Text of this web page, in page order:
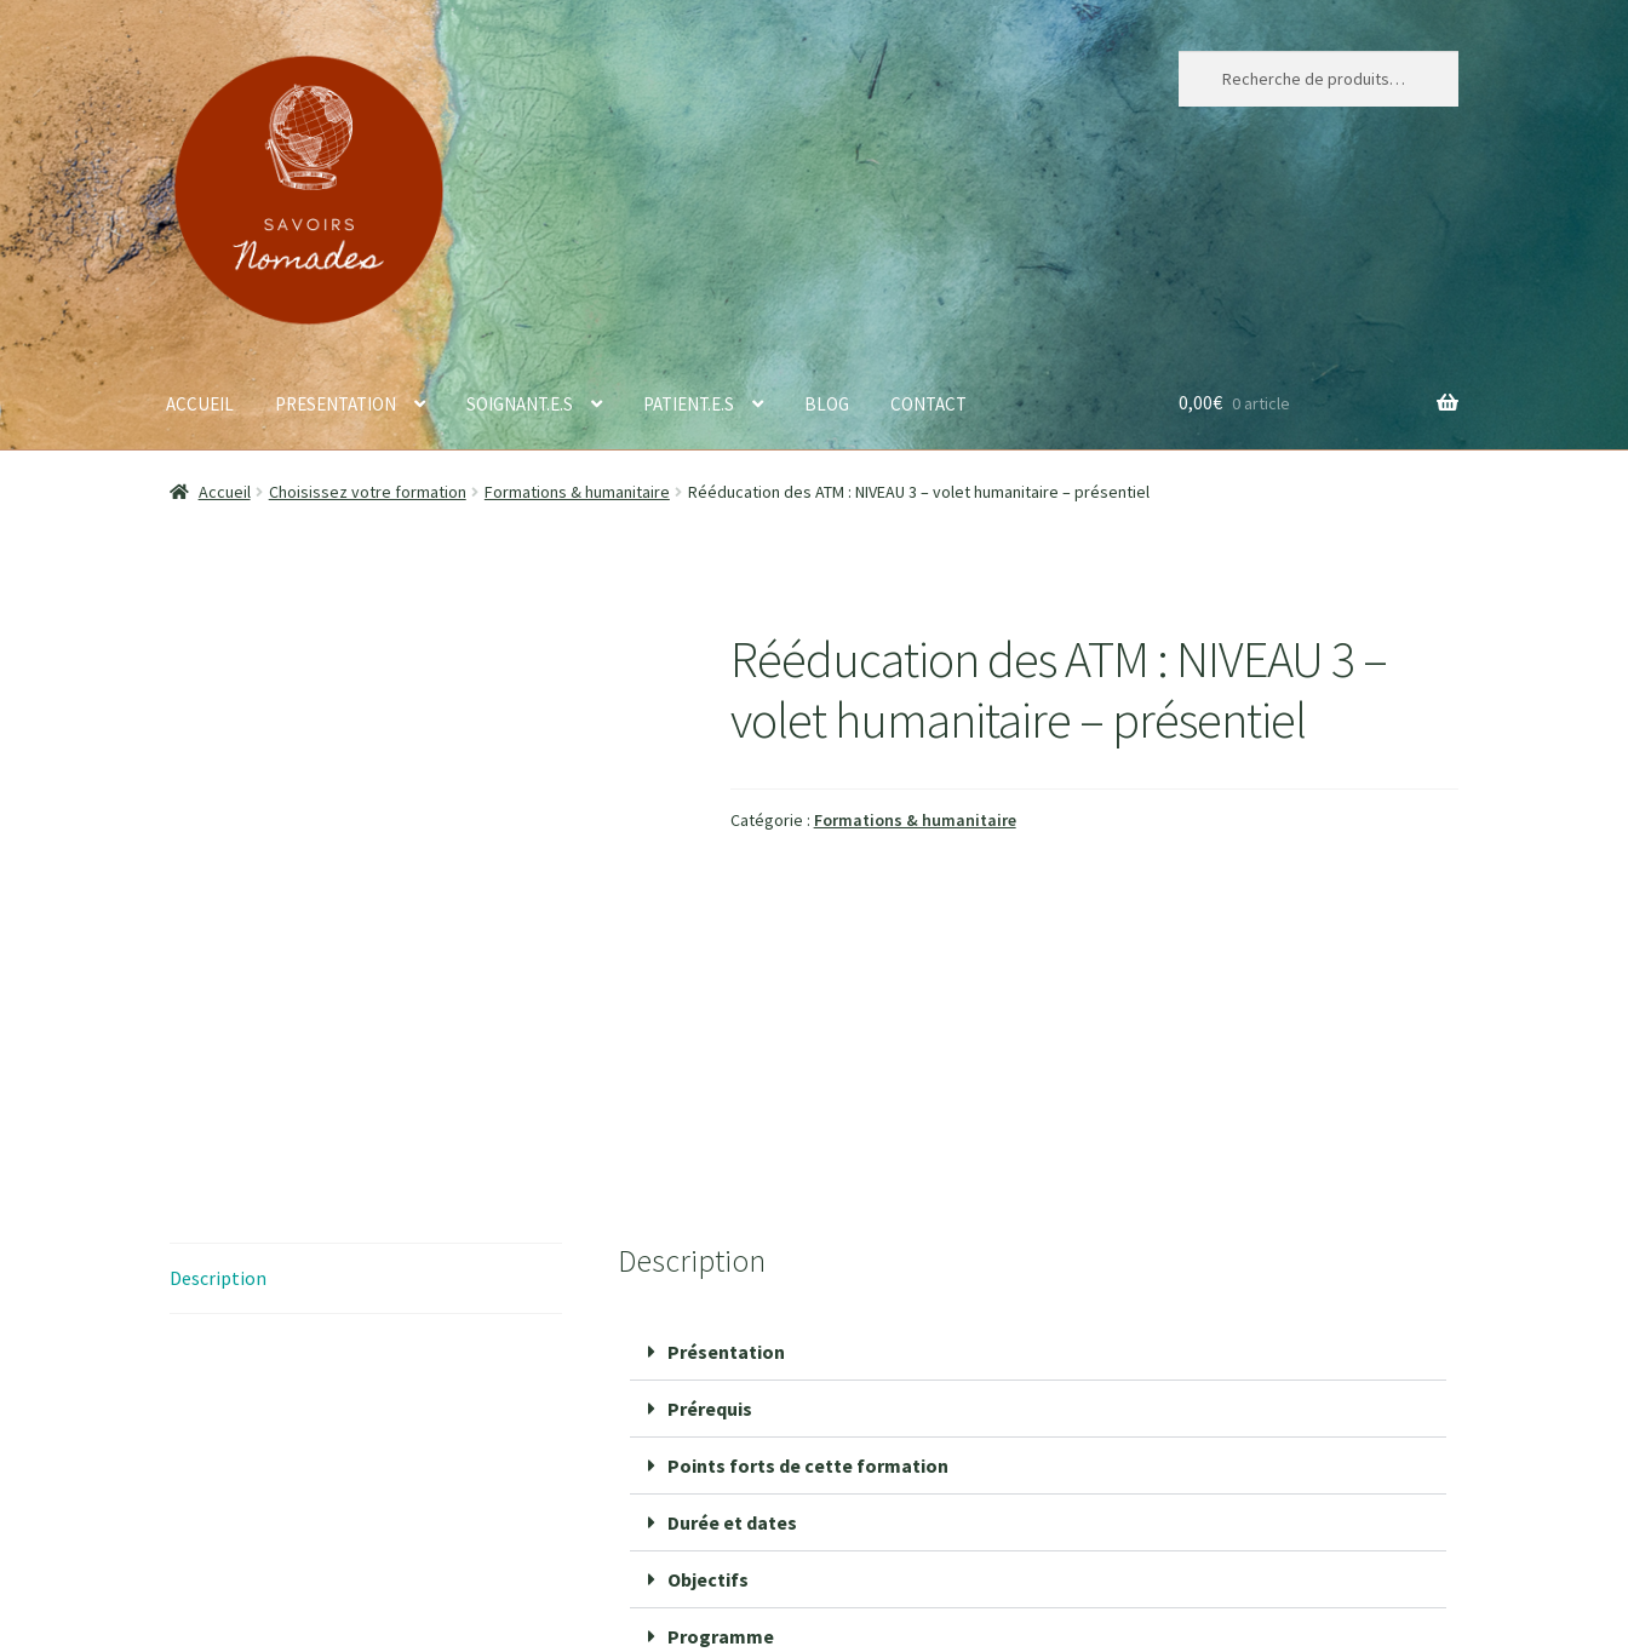
ACCUEIL PRESENTATION SOIGNANT.E.S PATIENT.E.S BLOG CONTACT 0,00€ 0 article
Accueil Choisissez votre formation Formations & humanitaire Rééducation des ATM : NIVEAU 3 – volet humanitaire – présentiel
Rééducation des ATM : NIVEAU 3 –
volet humanitaire – présentiel
Catégorie : Formations & humanitaire
Description Description
Présentation
Prérequis
Points forts de cette formation
Durée et dates
Objectifs
Programme